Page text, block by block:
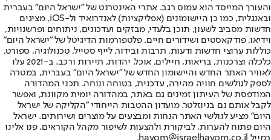
והעורך המייסד הוא עמוס רגב. אתרי האינטרנט של "ישראל היום" בעברית
ובאנגלית, כמו כן היישומונים (אפליקציות) לאנדרואיד ול-iOS, מציגים
חדשות מסביב לשעון, תוכן בלעדי, מבזקים ועדכונים, ניתוחים ופרשנויות,
וידיאו, פודקאסטים ושידורים חיים. פלטפורמות הדיגיטל של "ישראל היום"
כוללות ערוצי חדשות ודעות, תרבות ובידור, לייף סטייל, טכנולוגיה, ספורט,
כלכלה וצרכנות, בריאות, חיילים, אוכל, יהדות, תיירות ורכב. ב-2021 עלו
לאוויר האתר החדש והיישומון החדש של "ישראל היום" בעברית, במטרה
לספק לגולשים חוויה מהירה, עדכנית, בטוחה ונוחה. תכני המהדורה
המודפסת של העיתון זמינים גם באתר, במהדורה יומית מקוונת, ואפשר
לקבל אותם גם בניוזלטר. מועדון ההטבות הייחודי "הקליקה של ישראל
היום" מציע לגולשי האתר הנחות ומבצעים על מוצרים ושירותים. ישראל
היום פתוח להערות, לביקורת ולהצעות לשיפור מקהל הקוראים. פנו אלינו